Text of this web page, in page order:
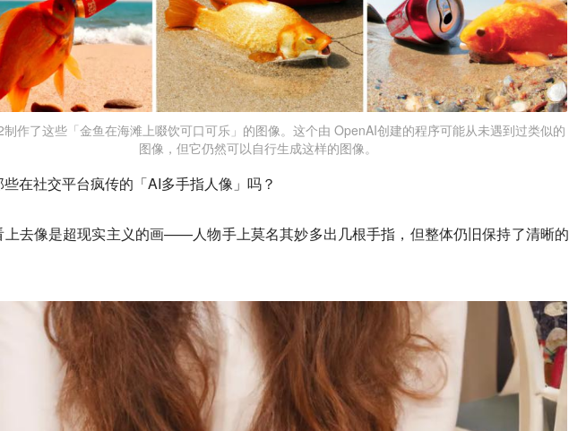
制作了这些「金鱼在海滩上啜饮可口可乐」的图像。这个由 OpenAI创建的程序可能从未遇到过类似的
图像，但它仍然可以自行生成这样的图像。
在社交平台疯传的「AI多手指人像」吗？
上去像是超现实主义的画——人物手上莫名其妙多出几根手指，但整体仍旧保持了清晰的